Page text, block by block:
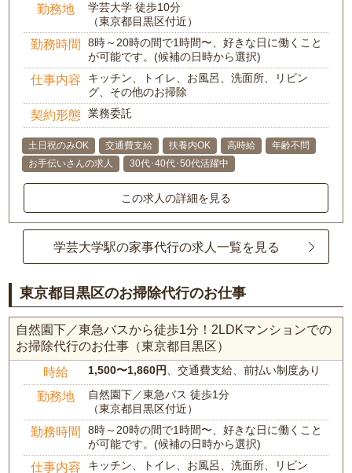
勤務地
学芸大学 徒歩10分
（東京都目黒区付近）
勤務時間
8時～20時の間で1時間〜、好きな日に働くこと
が可能です。(候補の日時から選択)
仕事内容
キッチン、トイレ、お風呂、洗面所、リビン
グ、その他のお掃除
契約形態 業務委託
土日祝のみOK 交通費支給 扶養内OK 高時給
年齢不問
お手伝いさんの求人
30代･40代･50代活躍中
この求人の詳細を見る
学芸大学駅の家事代行の求人一覧を見る
東京都目黒区のお掃除代行のお仕事
自然園下／東急バスから徒歩1分！2LDKマンションでの
お掃除代行のお仕事（東京都目黒区）
時給 1,500〜1,860円 、交通費支給、前払い制度あり
勤務地
自然園下／東急バス 徒歩1分
（東京都目黒区付近）
勤務時間
8時～20時の間で1時間〜、好きな日に働くこと
が可能です。(候補の日時から選択)
仕事内容
キッチン、トイレ、お風呂、洗面所、リビン